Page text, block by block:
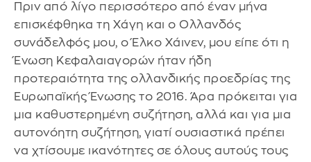
Πριν από λίγο περισσότερο από έναν μήνα
επισκέφθηκα τη Χάγη και ο Ολλανδός
συνάδελφός μου, ο Έλκο Χάινεν, μου είπε ότι η
Ένωση Κεφαλαιαγορών ήταν ήδη
προτεραιότητα της ολλανδικής προεδρίας της
Ευρωπαϊκής Ένωσης το 2016. Άρα πρόκειται για
μια καθυστερημένη συζήτηση, αλλά και για μια
αυτονόητη συζήτηση, γιατί ουσιαστικά πρέπει
να χτίσουμε ικανότητες σε όλους αυτούς τους